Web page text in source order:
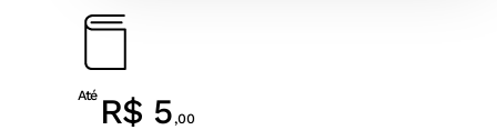
Até R$ 5,00